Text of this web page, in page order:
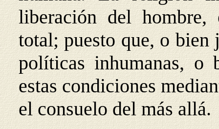
liberación del hombre,
total; puesto que, o
políticas inhumanas, o
estas condiciones
el consuelo del más allá.